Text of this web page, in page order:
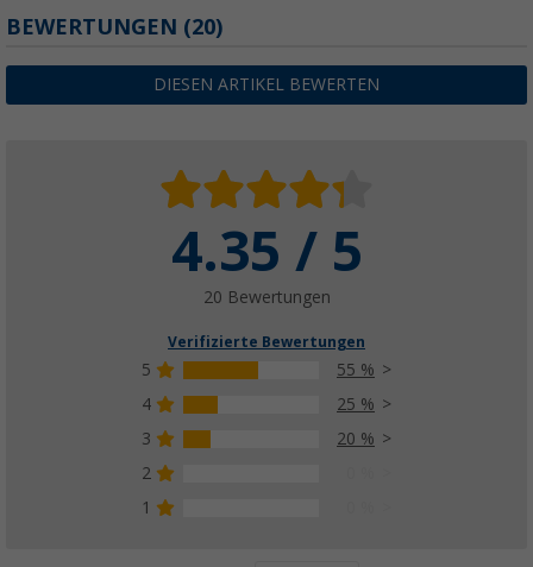
Eindrehhilfe, 134-teilig
(2)
49,99€UVP69,99 €
BEWERTUNGEN (20)
DIESEN ARTIKEL BEWERTEN
4.35 / 5
20 Bewertungen
Verifizierte Bewertungen
5
55 %
4
25 %
3
20 %
2
1